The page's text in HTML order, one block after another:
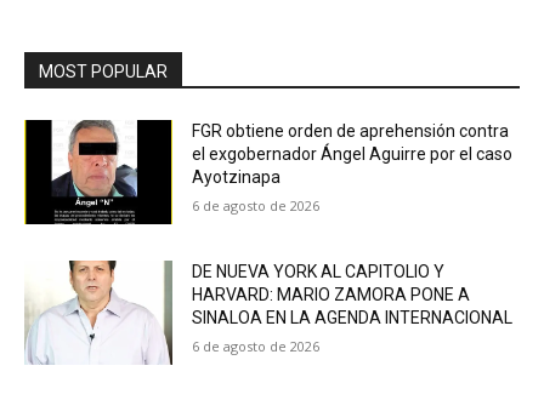
MOST POPULAR
FGR obtiene orden de aprehensión contra
el exgobernador Ángel Aguirre por el caso
Ayotzinapa
6 de agosto de 2026
DE NUEVA YORK AL CAPITOLIO Y
HARVARD: MARIO ZAMORA PONE A
SINALOA EN LA AGENDA INTERNACIONAL
6 de agosto de 2026